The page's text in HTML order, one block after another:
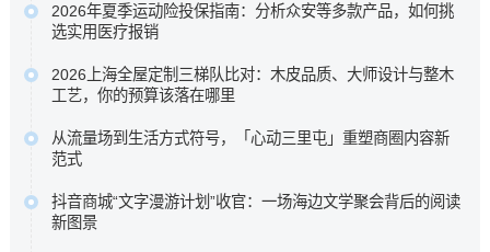
较，核心围绕众安保险众民保2026臻选版，重点梳理其极宽
投保准入规则、新增住院康复责任，以及长期持有可获的免
赔额递减或既往症赔付等相伴权益，以期为不...…
原文链接
2026年夏季运动险投保指南：分析众安等多款产品，如何挑
选实用医疗报销
，我们针对众安等多款热门运动险的理赔细则进行了深度梳
理 ，助您理清保障核心，在运动时多一份安心。…
原文链接
2026上海全屋定制三梯队比对：木皮品质、大师设计与整木
工艺，你的预算该落在哪里
比区间，博洛尼以“大师设计+德国品质”定位中高端，图森则
专注高端大宅整木定制。…
原文链接
从流量场到生活方式符号，「心动三里屯」重塑商圈内容新
范式
去，新一代消费者走进商圈，为的不再是提袋消费，而是一
场可打卡、可停留、可分享、可聚会的完整生活叙事。…
抖音商城“文字漫游计划”收官：一场海边文学聚会背后的阅读
新图景